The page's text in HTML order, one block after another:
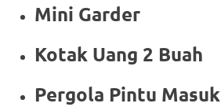
Mini Garder
Kotak Uang 2 Buah
Pergola Pintu Masuk